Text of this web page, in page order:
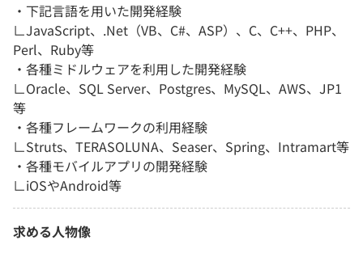
・下記言語を用いた開発経験
∟JavaScript、.Net（VB、C#、ASP）、C、C++、PHP、
Perl、Ruby等
・各種ミドルウェアを利用した開発経験
∟Oracle、SQL Server、Postgres、MySQL、AWS、JP1
等
・各種フレームワークの利用経験
∟Struts、TERASOLUNA、Seaser、Spring、Intramart等
・各種モバイルアプリの開発経験
∟iOSやAndroid等
求める人物像